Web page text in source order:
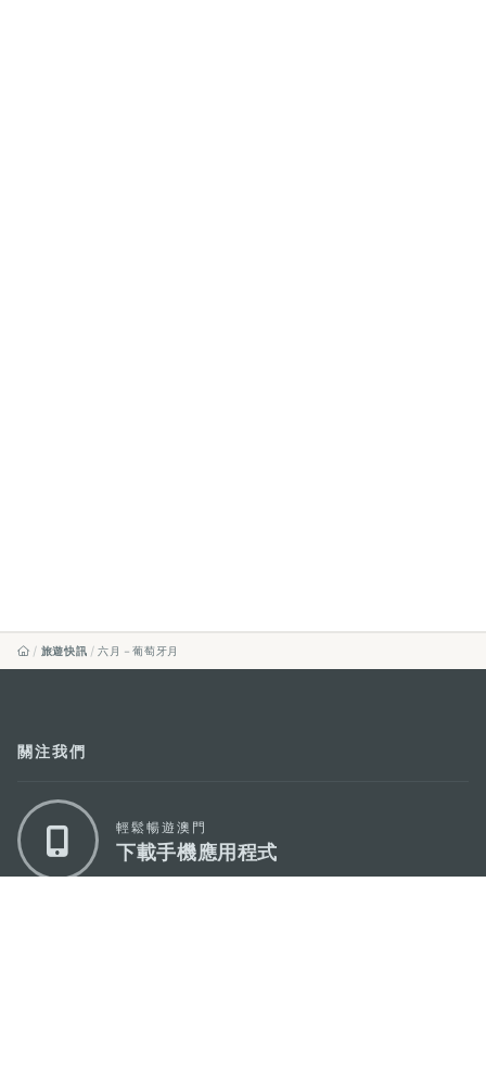
旅遊快訊 六月－葡萄牙月
關注我們
輕鬆暢遊澳門
下載手機應用程式